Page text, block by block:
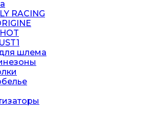
RACING
шлема